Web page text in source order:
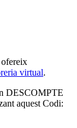
ofereix
virtual.
DESCOMPTE
aquest Codi: